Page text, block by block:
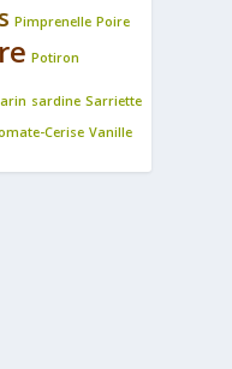
Pimprenelle Poire
Potiron
sardine Sarriette
Cerise Vanille